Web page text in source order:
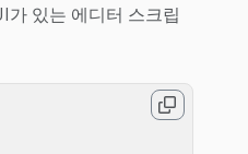
가 있는 에디터 스크립